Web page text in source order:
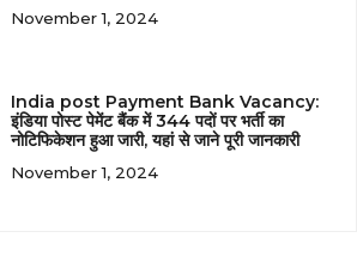
November 1, 2024
India post Payment Bank Vacancy:
इंडिया पोस्ट पेमेंट बैंक में 344 पदों पर भर्ती का
नोटिफिकेशन हुआ जारी, यहां से जाने पूरी जानकारी
November 1, 2024